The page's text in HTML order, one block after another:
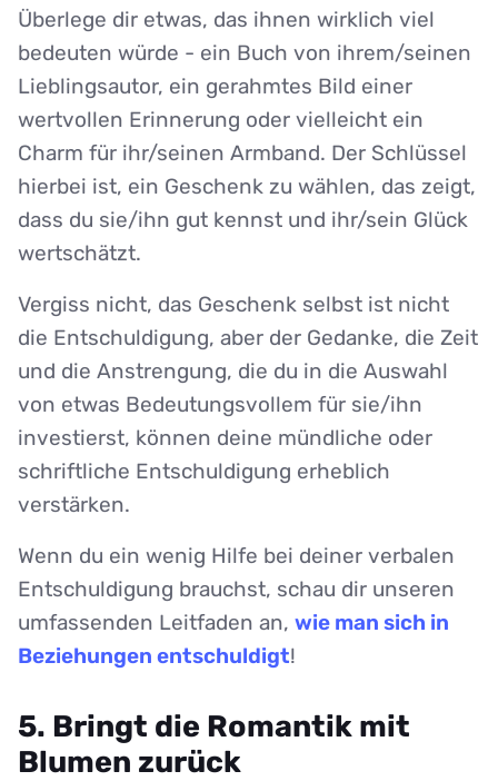
Überlege dir etwas, das ihnen wirklich viel
bedeuten würde - ein Buch von ihrem/seinen
Lieblingsautor, ein gerahmtes Bild einer
wertvollen Erinnerung oder vielleicht ein
Charm für ihr/seinen Armband. Der Schlüssel
hierbei ist, ein Geschenk zu wählen, das zeigt,
dass du sie/ihn gut kennst und ihr/sein Glück
wertschätzt.
Vergiss nicht, das Geschenk selbst ist nicht
die Entschuldigung, aber der Gedanke, die Zeit
und die Anstrengung, die du in die Auswahl
von etwas Bedeutungsvollem für sie/ihn
investierst, können deine mündliche oder
schriftliche Entschuldigung erheblich
verstärken.
Wenn du ein wenig Hilfe bei deiner verbalen
Entschuldigung brauchst, schau dir unseren
umfassenden Leitfaden an, wie man sich in
Beziehungen entschuldigt!
5. Bringt die Romantik mit
Blumen zurück